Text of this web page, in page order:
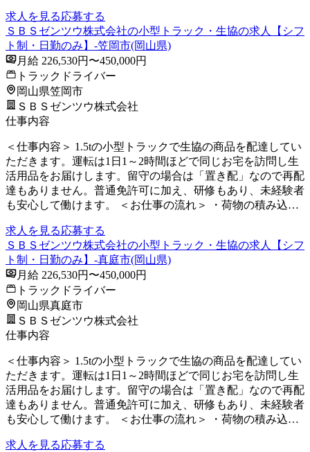
求人を見る応募する
ＳＢＳゼンツウ株式会社の小型トラック・生協の求人【シフ
ト制・日勤のみ】-笠岡市(岡山県)
月給 226,530円〜450,000円
トラックドライバー
岡山県笠岡市
ＳＢＳゼンツウ株式会社
仕事内容
＜仕事内容＞ 1.5tの小型トラックで生協の商品を配達してい
ただきます。運転は1日1～2時間ほどで同じお宅を訪問し生
活用品をお届けします。留守の場合は「置き配」なので再配
達もありません。普通免許可に加え、研修もあり、未経験者
も安心して働けます。 ＜お仕事の流れ＞ ・荷物の積み込…
求人を見る応募する
ＳＢＳゼンツウ株式会社の小型トラック・生協の求人【シフ
ト制・日勤のみ】-真庭市(岡山県)
月給 226,530円〜450,000円
トラックドライバー
岡山県真庭市
ＳＢＳゼンツウ株式会社
仕事内容
＜仕事内容＞ 1.5tの小型トラックで生協の商品を配達してい
ただきます。運転は1日1～2時間ほどで同じお宅を訪問し生
活用品をお届けします。留守の場合は「置き配」なので再配
達もありません。普通免許可に加え、研修もあり、未経験者
も安心して働けます。 ＜お仕事の流れ＞ ・荷物の積み込…
求人を見る応募する